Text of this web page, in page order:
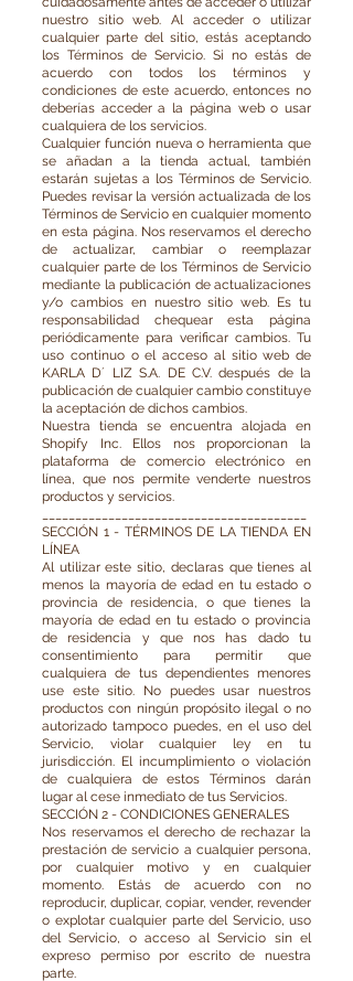
nuestro sitio web. Al acceder o utilizar
cualquier parte del sitio, estás aceptando
los Términos de Servicio. Si no estás de
acuerdo con todos los términos y
condiciones de este acuerdo, entonces no
deberías acceder a la página web o usar
cualquiera de los servicios.
Cualquier función nueva o herramienta que
se añadan a la tienda actual, también
estarán sujetas a los Términos de Servicio.
Puedes revisar la versión actualizada de los
Términos de Servicio en cualquier momento
en esta página. Nos reservamos el derecho
de actualizar, cambiar o reemplazar
cualquier parte de los Términos de Servicio
mediante la publicación de actualizaciones
y/o cambios en nuestro sitio web. Es tu
responsabilidad chequear esta página
periódicamente para verificar cambios. Tu
uso continuo o el acceso al sitio web de
KARLA D´ LIZ S.A. DE C.V. después de la
publicación de cualquier cambio constituye
la aceptación de dichos cambios.
Nuestra tienda se encuentra alojada en
Shopify Inc. Ellos nos proporcionan la
plataforma de comercio electrónico en
línea, que nos permite venderte nuestros
productos y servicios.
SECCIÓN 1 - TÉRMINOS DE LA TIENDA EN
LÍNEA
Al utilizar este sitio, declaras que tienes al
menos la mayoría de edad en tu estado o
provincia de residencia, o que tienes la
mayoría de edad en tu estado o provincia
de residencia y que nos has dado tu
consentimiento para permitir que
cualquiera de tus dependientes menores
use este sitio. No puedes usar nuestros
productos con ningún propósito ilegal o no
autorizado tampoco puedes, en el uso del
Servicio, violar cualquier ley en tu
jurisdicción. El incumplimiento o violación
de cualquiera de estos Términos darán
lugar al cese inmediato de tus Servicios.
SECCIÓN 2 - CONDICIONES GENERALES
Nos reservamos el derecho de rechazar la
prestación de servicio a cualquier persona,
por cualquier motivo y en cualquier
momento. Estás de acuerdo con no
reproducir, duplicar, copiar, vender, revender
o explotar cualquier parte del Servicio, uso
del Servicio, o acceso al Servicio sin el
expreso permiso por escrito de nuestra
parte.